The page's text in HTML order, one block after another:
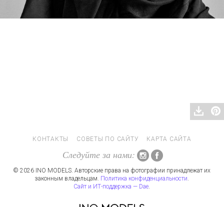
КОНТАКТЫ СОВЕТЫ ПО САЙТУ КАРТА САЙТА
Следуйте за нами:
© 2026 INO MODELS. Авторские права на фотографии принадлежат их
законным владельцам. Политика конфиденциальности.
Сайт и ИТ-поддержка — Dae.